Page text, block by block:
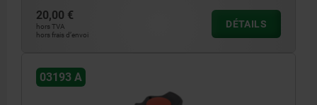
20,00 €
hors TVA
hors frais d’envoi
DÉTAILS
03193 A